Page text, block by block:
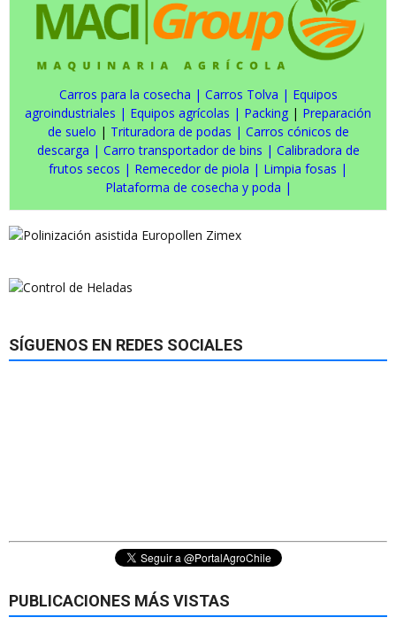
Carros para la cosecha | Carros Tolva | Equipos
agroindustriales | Equipos agrícolas | Packing | Preparación
de suelo | Trituradora de podas | Carros cónicos de
descarga | Carro transportador de bins | Calibradora de
frutos secos | Remecedor de piola | Limpia fosas |
Plataforma de cosecha y poda |
SÍGUENOS EN REDES SOCIALES
PUBLICACIONES MÁS VISTAS